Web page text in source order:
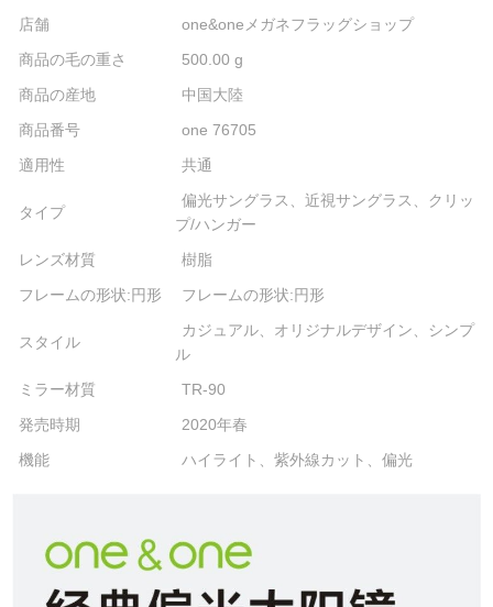
店舗
one&oneメガネフラッグショップ
商品の毛の重さ
500.00 g
商品の産地
中国大陸
商品番号
one 76705
適用性
共通
タイプ
偏光サングラス、近視サングラス、クリッ
プ/ハンガー
レンズ材質
樹脂
フレームの形状:円形
フレームの形状:円形
スタイル
カジュアル、オリジナルデザイン、シンプ
ル
ミラー材質
TR-90
発売時期
2020年春
機能
ハイライト、紫外線カット、偏光